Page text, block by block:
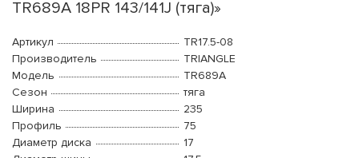
TR689A 18PR 143/141J (тяга)»
Артикул
TR17.5-08
Производитель
TRIANGLE
Модель
TR689A
Сезон
тяга
Ширина
235
Профиль
75
Диаметр диска
17